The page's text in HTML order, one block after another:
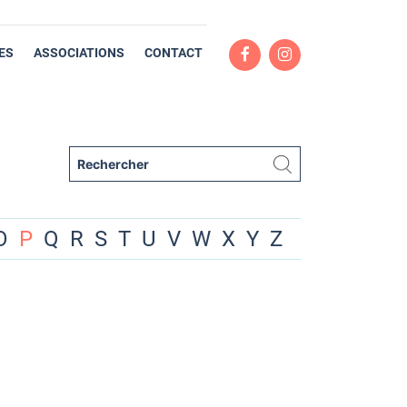
ASSOCIATIONS CONTACT
P Q R S T U V W X Y Z